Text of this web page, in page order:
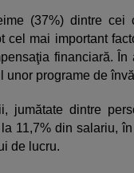
(37%) dintre cei
cel mai important
financiară.
unor programe de
jumătate dintre
11,7% din salariu,
de lucru.